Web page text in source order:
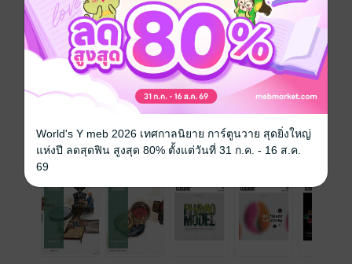
เวอร์ชันกระดาษมีวางขายที่เว็บไซต์สำนัก
พิมพ์ จะไม่มีขายโดย MEB นะจ๊ะ สามารถสั่ง
ซื้อ หรือติดต่อคนขายโดยตรงเลยจ้ะ
สั่งซื้อโดยตรงกับ สนพ.
ฉบับย้อนหลัง ดูทั้งหมด
World's Y meb 2026 เทศกาลนิยาย การ์ตูนวาย สุดยิ่งใหญ่
แห่งปี ลดสุดฟิน สูงสุด 80% ตั้งแต่วันที่ 31 ก.ค. - 16 ส.ค.
69